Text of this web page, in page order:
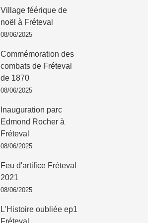
Village féérique de
noël à Fréteval
08/06/2025
Commémoration des
combats de Fréteval
de 1870
08/06/2025
Inauguration parc
Edmond Rocher à
Fréteval
08/06/2025
Feu d'artifice Fréteval
2021
08/06/2025
L'Histoire oubliée ep1
Fréteval